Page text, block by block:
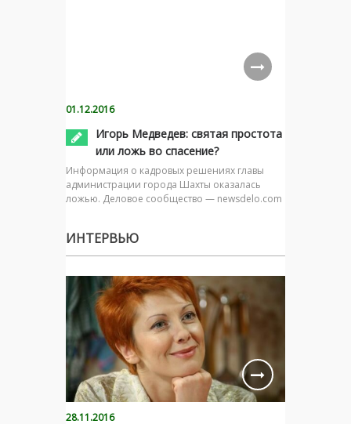
01.12.2016
Игорь Медведев: святая простота
или ложь во спасение?
Информация о кадровых решениях главы
администрации города Шахты оказалась
ложью. Деловое сообщество — newsdelo.com
ИНТЕРВЬЮ
28.11.2016